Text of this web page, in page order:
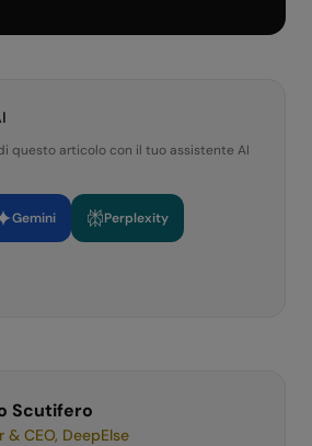
questo articolo con il tuo assistente AI
Gemini Perplexity
Scutifero
& CEO, DeepElse